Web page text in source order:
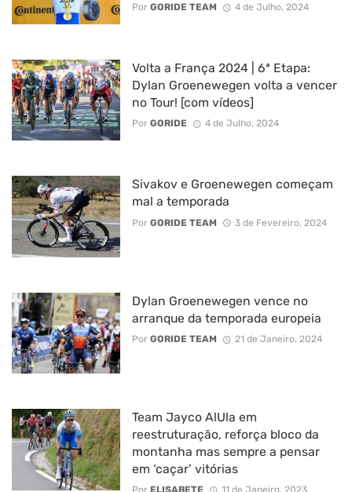
Por GORIDE TEAM 4 de Julho, 2024
Volta a França 2024 | 6ª Etapa:
Dylan Groenewegen volta a vencer
no Tour! [com vídeos]
Por GORIDE 4 de Julho, 2024
Sivakov e Groenewegen começam
mal a temporada
Por GORIDE TEAM 3 de Fevereiro, 2024
Dylan Groenewegen vence no
arranque da temporada europeia
Por GORIDE TEAM 21 de Janeiro, 2024
Team Jayco AlUla em
reestruturação, reforça bloco da
montanha mas sempre a pensar
em ‘caçar’ vitórias